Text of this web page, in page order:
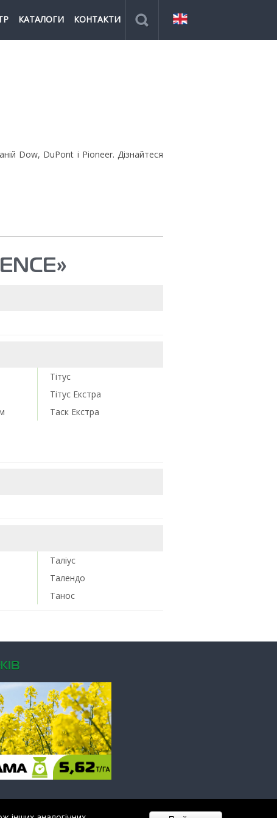
КАТАЛОГИ КОНТАКТИ
Dow, DuPont і Pioneer. Дізнайтеся
Тітус
Тітус Екстра
Таск Екстра
Таліус
Талендо
Танос